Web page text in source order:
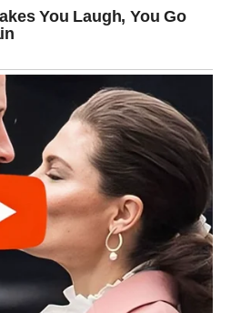
priliku da se mnoge stvari
doći do razgovora koji
bliskosti između vas i partnera.
period. Postoji velika
koja vas privlači svojom
Taj susret može doneti
ko vas razume na poseban
za nova poznanstva i da ne
da zatvore vaše srce.